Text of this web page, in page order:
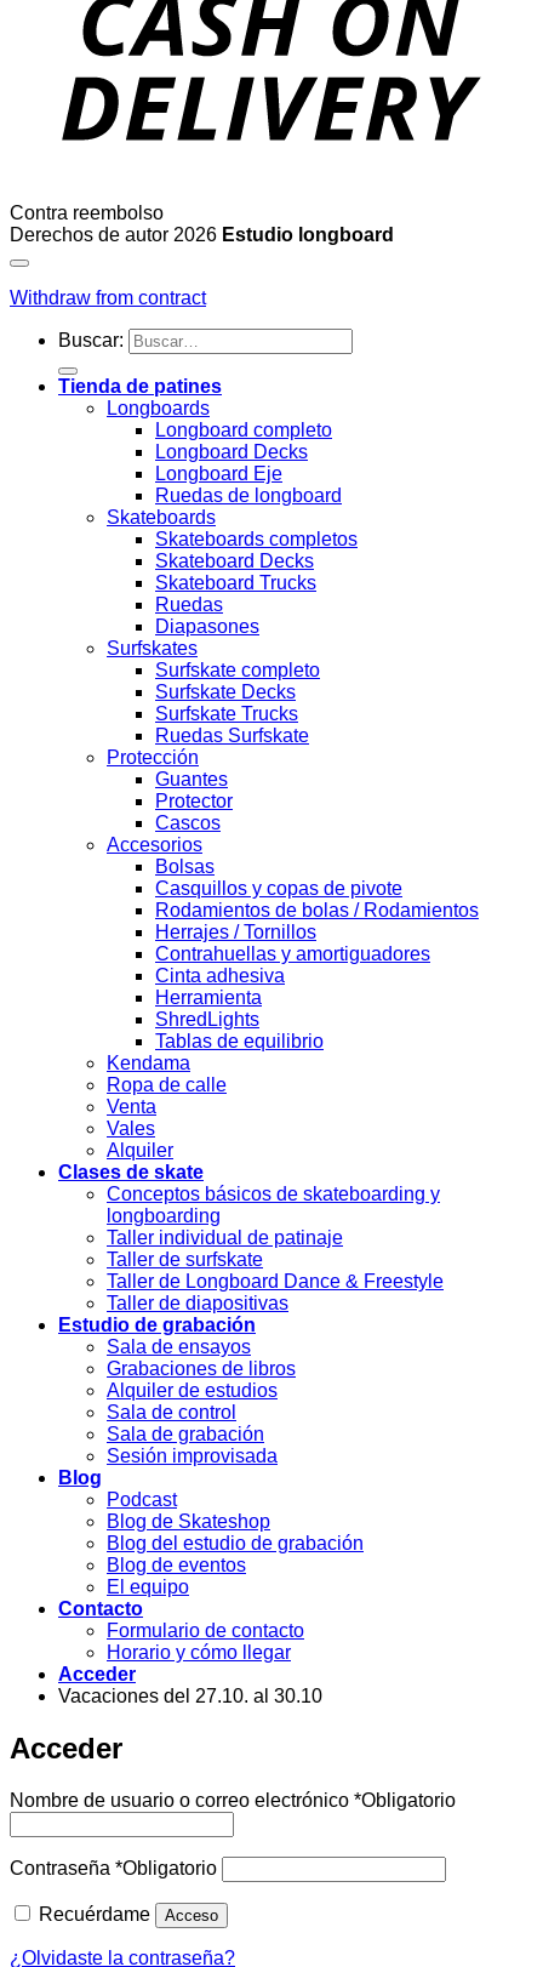
Contra reembolso
Derechos de autor 2026 Estudio longboard
Withdraw from contract
Buscar:
Tienda de patines
Longboards
Longboard completo
Longboard Decks
Longboard Eje
Ruedas de longboard
Skateboards
Skateboards completos
Skateboard Decks
Skateboard Trucks
Ruedas
Diapasones
Surfskates
Surfskate completo
Surfskate Decks
Surfskate Trucks
Ruedas Surfskate
Protección
Guantes
Protector
Cascos
Accesorios
Bolsas
Casquillos y copas de pivote
Rodamientos de bolas / Rodamientos
Herrajes / Tornillos
Contrahuellas y amortiguadores
Cinta adhesiva
Herramienta
ShredLights
Tablas de equilibrio
Kendama
Ropa de calle
Venta
Vales
Alquiler
Clases de skate
Conceptos básicos de skateboarding y
longboarding
Taller individual de patinaje
Taller de surfskate
Taller de Longboard Dance & Freestyle
Taller de diapositivas
Estudio de grabación
Sala de ensayos
Grabaciones de libros
Alquiler de estudios
Sala de control
Sala de grabación
Sesión improvisada
Blog
Podcast
Blog de Skateshop
Blog del estudio de grabación
Blog de eventos
El equipo
Contacto
Formulario de contacto
Horario y cómo llegar
Acceder
Vacaciones del 27.10. al 30.10
Acceder
Nombre de usuario o correo electrónico *Obligatorio
Contraseña *Obligatorio
Recuérdame Acceso
¿Olvidaste la contraseña?